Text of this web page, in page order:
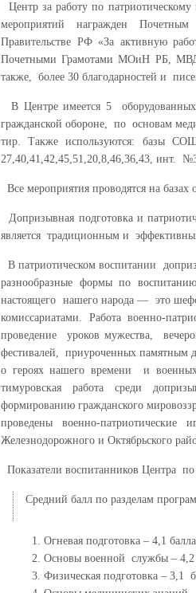
Центр за работу по
мероприятий награжден
Правительстве РФ «За активную
Почетными Грамотами МОиН РБ,
также, более 30 благодарностей и
В Центре имеется 5
гражданской обороне, по основам
тир. Также используются:
27,40,41,42,45,51,20,8,46,36,43, инт.
Все мероприятия проводятся на
Допризывная подготовка и
является традиционным и
В патриотическом воспитании
разнообразные формы по
настоящего нашего народа — это
комиссариатами. Работа военно-
проведение уроков мужества,
фестивалей, приуроченных памятным
о героях нашего времени и
тимуровская работа среди
формированию гражданского
проведены военно-
Железнодорожного и Октябрьского
Показатели воспитанников Центра по
Средний балл по разделам
Огневая подготовка – 4,1 балла
Основы военной службы – 4,2
Физическая подготовка – 3,1